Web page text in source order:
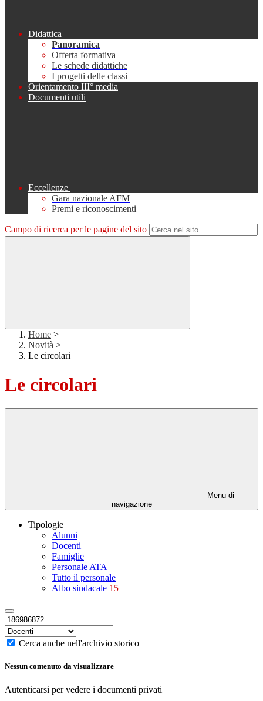
Didattica
Panoramica
Offerta formativa
Le schede didattiche
I progetti delle classi
Orientamento III° media
Documenti utili
Eccellenze
Gara nazionale AFM
Premi e riconoscimenti
Campo di ricerca per le pagine del sito
Home >
Novità >
Le circolari
Le circolari
Menu di
navigazione
Tipologie
Alunni
Docenti
Famiglie
Personale ATA
Tutto il personale
Albo sindacale 15
Cerca anche nell'archivio storico
Nessun contenuto da visualizzare
Autenticarsi per vedere i documenti privati